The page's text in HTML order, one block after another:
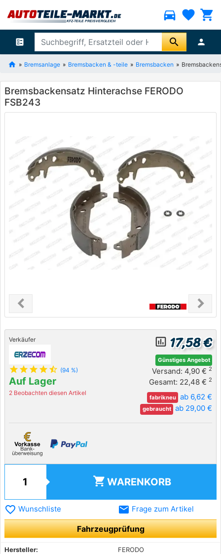
directions_car favorite shopping_cart
ballot search person
Bremsanlage Bremsbacken & -teile Bremsbacken
Bremsbackensatz Hinterachse FERODO
FSB243
chevron_leftPrevious chevron_right
Next
Verkäufer
star star star star star_half (94 %)
Auf Lager
2 Beobachten diesen Artikel
insert_chart_outlined 17,58 €
Günstiges Angebot
Versand: 4,90 € 2
Gesamt: 22,48 € 2
fabrikneu ab 6,62 €
gebraucht ab 29,00 €
shopping_cart WARENKORB
favorite_border Wunschliste email Frage zum Artikel
Fahrzeugprüfung
Hersteller:
FERODO